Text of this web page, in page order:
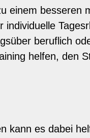
einem besseren
individuelle
beruflich
helfen, den
kann es dabei